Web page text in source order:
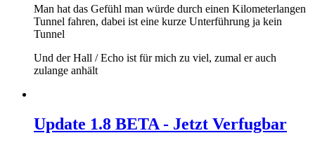
Man hat das Gefühl man würde durch einen Kilometerlangen
Tunnel fahren, dabei ist eine kurze Unterführung ja kein
Tunnel
Und der Hall / Echo ist für mich zu viel, zumal er auch
zulange anhält
Update 1.8 BETA - Jetzt Verfugbar